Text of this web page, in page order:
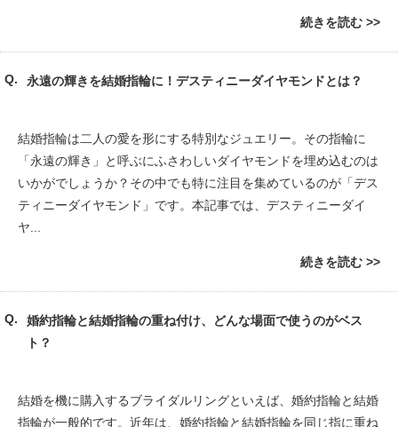
続きを読む
永遠の輝きを結婚指輪に！デスティニーダイヤモンドとは？
結婚指輪は二人の愛を形にする特別なジュエリー。その指輪に
「永遠の輝き」と呼ぶにふさわしいダイヤモンドを埋め込むのは
いかがでしょうか？その中でも特に注目を集めているのが「デス
ティニーダイヤモンド」です。本記事では、デスティニーダイ
ヤ...
続きを読む
婚約指輪と結婚指輪の重ね付け、どんな場面で使うのがベス
ト？
結婚を機に購入するブライダルリングといえば、婚約指輪と結婚
指輪が一般的です。近年は、婚約指輪と結婚指輪を同じ指に重ね